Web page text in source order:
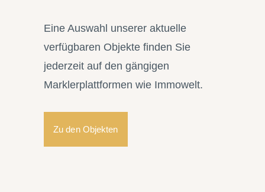
Eine Auswahl unserer aktuelle
verfügbaren Objekte finden Sie
jederzeit auf den gängigen
Marklerplattformen wie Immowelt.
Zu den Objekten